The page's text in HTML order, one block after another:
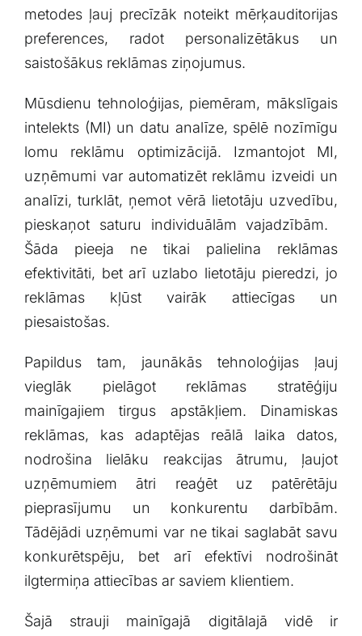
metodes ‌ļauj precīzāk noteikt mērķauditorijas
preferences, radot personalizētākus ⁣un
saistošākus⁣ reklāmas ziņojumus.
Mūsdienu⁢ tehnoloģijas, piemēram, mākslīgais‌
intelekts ⁢(MI)⁢ un datu analīze, spēlē nozīmīgu
lomu reklāmu optimizācijā.‌ Izmantojot MI,
uzņēmumi⁣ var automatizēt reklāmu izveidi⁣ un
analīzi, turklāt, ņemot⁤ vērā lietotāju ​uzvedību,
pieskaņot saturu individuālām vajadzībām. ​
Šāda ​pieeja ne ⁣tikai palielina reklāmas
efektivitāti, bet arī uzlabo⁢ lietotāju pieredzi, jo
reklāmas kļūst vairāk attiecīgas⁤ un
piesaistošas.
Papildus tam, jaunākās tehnoloģijas ļauj⁤
vieglāk pielāgot reklāmas stratēģiju
mainīgajiem tirgus apstākļiem. ‌Dinamiskas
reklāmas, kas adaptējas ​reālā laika datos,
nodrošina lielāku‌ reakcijas ātrumu, ļaujot
uzņēmumiem ātri reaģēt ⁤uz patērētāju
⁣pieprasījumu un konkurentu ⁣darbībām.
Tādējādi uzņēmumi var ⁣ne tikai saglabāt savu
konkurētspēju, bet arī efektīvi nodrošināt
ilgtermiņa attiecības ar⁤ saviem klientiem.
Šajā strauji mainīgajā digitālajā vidē ir